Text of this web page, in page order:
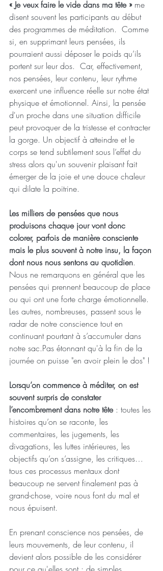
« Je veux faire le vide dans ma tête » me
disent souvent les participants au début
des programmes de méditation.  Comme
si, en supprimant leurs pensées, ils
pourraient aussi déposer le poids qu’ils
portent sur leur dos.  Car, effectivement,
nos pensées, leur contenu, leur rythme
exercent une influence réelle sur notre état
physique et émotionnel. Ainsi, la pensée
d'un proche dans une situation difficile
peut provoquer de la tristesse et contracter
la gorge. Un objectif à atteindre et le
corps se tend subtilement sous l’effet du
stress alors qu'un souvenir plaisant fait
émerger de la joie et une douce chaleur
qui dilate la poitrine.
Les milliers de pensées que nous
produisons chaque jour vont donc
colorer, parfois de manière consciente
mais le plus souvent à notre insu, la façon
dont nous nous sentons au quotidien.
Nous ne remarquons en général que les
pensées qui prennent beaucoup de place
ou qui ont une forte charge émotionnelle.
Les autres, nombreuses, passent sous le
radar de notre conscience tout en
continuant pourtant à s’accumuler dans
notre sac.Pas étonnant qu'à la fin de la
journée on puisse "en avoir plein le dos" !
Lorsqu’on commence à méditer, on est
souvent surpris de constater
l’encombrement dans notre tête : toutes les
histoires qu’on se raconte, les
commentaires, les jugements, les
divagations, les luttes intérieures, les
objectifs qu’on s’assigne, les critiques…
tous ces processus mentaux dont
beaucoup ne servent finalement pas à
grand-chose, voire nous font du mal et
nous épuisent.
En prenant conscience nos pensées, de
leurs mouvements, de leur contenu, il
devient alors possible de les considérer